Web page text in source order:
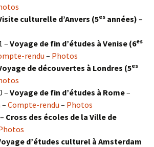
culturelle d’Anvers (5es années) –
– Voyage de fin d’études à Venise (6es
rendu – Photos
de découvertes à Londres (5es
– Voyage de fin d’études à Rome–
– Compte-rendu – Photos
Cross des écoles de la Ville de
d’études culturel à Amsterdam